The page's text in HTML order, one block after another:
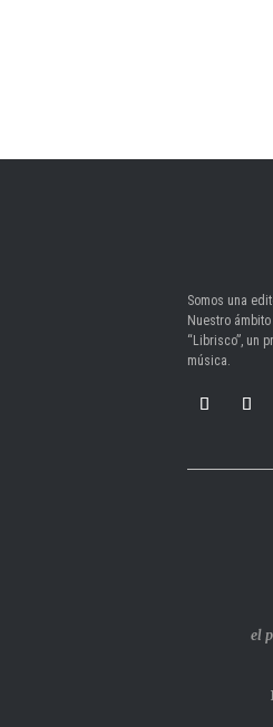
Somos una
Nuestro
“Librisco”, un
música.
el